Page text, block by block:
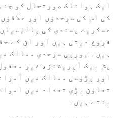
ایک ہولناک صورتحال کو
کی اس کی سرحدوں اور
عسکریت پسندی کی پالیسیاں
فروغ دیتی ہیں اور ان کے
ہیں۔ یورپی سرحدی ممالک
پش بیک آپریشنز، غیر
اور پڑوسی ممالک میں
تعاون بڑی تعداد میں
بنتے ہیں۔